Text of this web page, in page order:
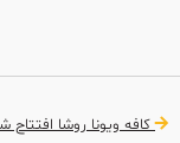
کافه ویونا روشا افتتاح